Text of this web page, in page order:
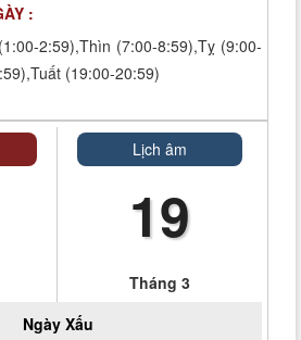
:
2:59),Thìn (7:00-8:59),Tỵ (9:00-
(19:00-20:59)
Lịch âm
19
Tháng 3
Ngày Xấu